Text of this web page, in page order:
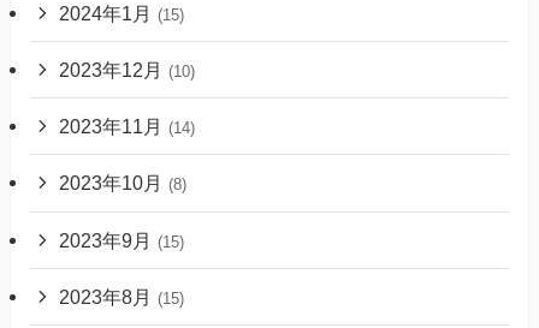
2024年1月 (15)
2023年12月 (10)
2023年11月 (14)
2023年10月 (8)
2023年9月 (15)
2023年8月 (15)